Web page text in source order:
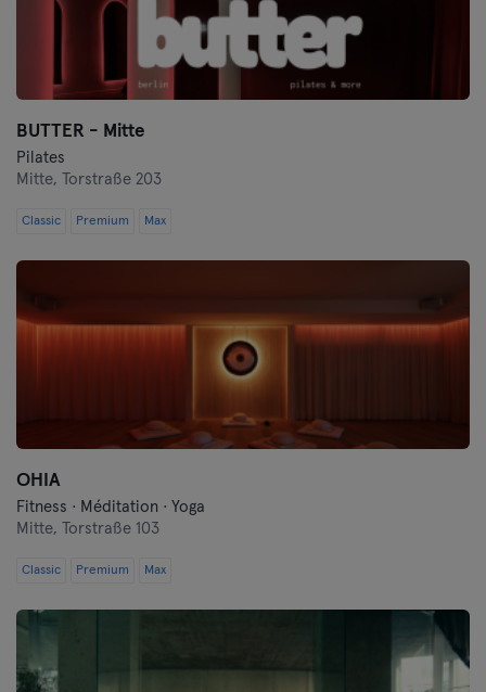
BUTTER - Mitte
Pilates
Mitte,
Torstraße 203
Classic Premium Max
OHIA
Fitness · Méditation · Yoga
Mitte,
Torstraße 103
Classic Premium Max